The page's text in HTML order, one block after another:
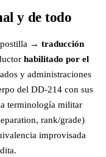
y de todo
→ traducción
habilitado por el
y administraciones
del DD-214 con sus
terminología militar
rank/grade)
improvisada